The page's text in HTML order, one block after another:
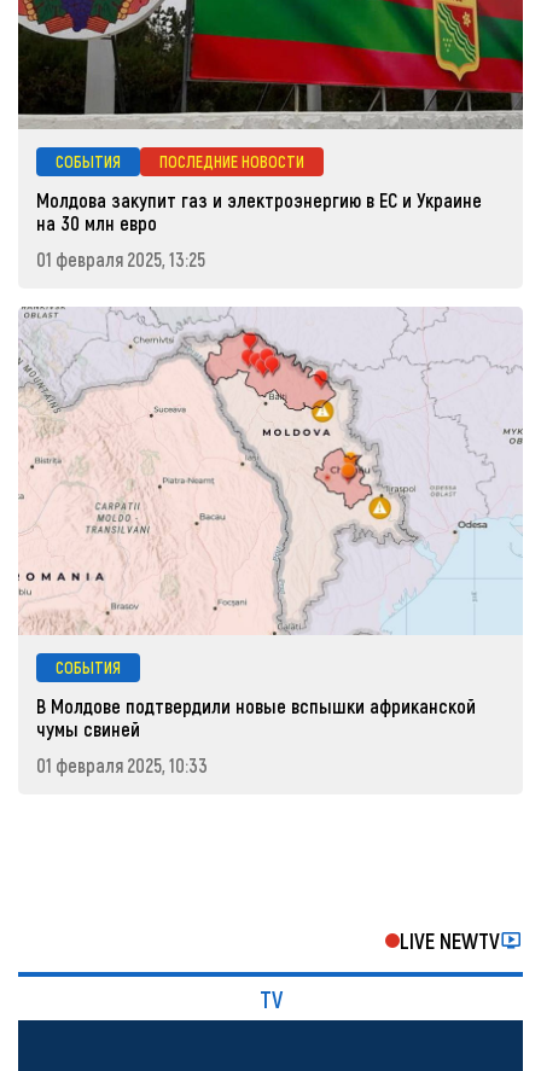
СОБЫТИЯ ПОСЛЕДНИЕ НОВОСТИ
Молдова закупит газ и электроэнергию в ЕС и Украине
на 30 млн евро
01 февраля 2025, 13:25
СОБЫТИЯ
В Молдове подтвердили новые вспышки африканской
чумы свиней
01 февраля 2025, 10:33
LIVE NEWTV
TV